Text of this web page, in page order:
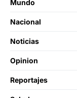
Mundo
Nacional
Noticias
Opinion
Reportajes